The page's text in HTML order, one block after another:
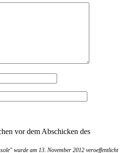
vor dem Abschicken des
wurde am 13. November 2012 veroeffentlicht